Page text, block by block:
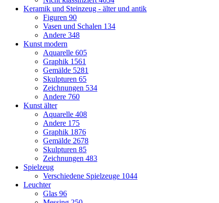
Keramik und Steinzeug - älter und antik
Figuren 90
Vasen und Schalen 134
Andere 348
Kunst modern
Aquarelle 605
Graphik 1561
Gemälde 5281
Skulpturen 65
Zeichnungen 534
Andere 760
Kunst älter
Aquarelle 408
Andere 175
Graphik 1876
Gemälde 2678
Skulpturen 85
Zeichnungen 483
Spielzeug
Verschiedene Spielzeuge 1044
Leuchter
Glas 96